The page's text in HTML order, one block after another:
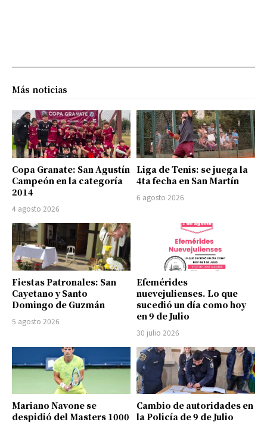
Más noticias
Copa Granate: San Agustín
Campeón en la categoría
2014
4 agosto 2026
Liga de Tenis: se juega la
4ta fecha en San Martín
6 agosto 2026
Fiestas Patronales: San
Cayetano y Santo
Domingo de Guzmán
5 agosto 2026
Efemérides
nuevejulienses. Lo que
sucedió un día como hoy
en 9 de Julio
30 julio 2026
Mariano Navone se
despidió del Masters 1000
Cambio de autoridades en
la Policía de 9 de Julio